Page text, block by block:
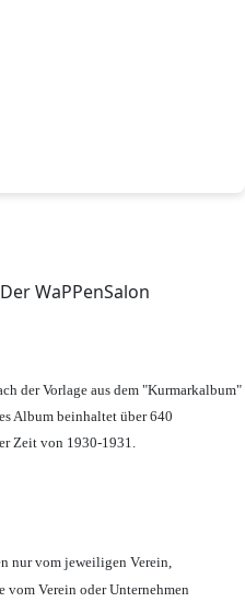
WaPPenSalon
der Vorlage aus dem "Kurmarkalbum"
Album beinhaltet über 640
Zeit von 1930-1931.
nur vom jeweiligen Verein,
vom Verein oder Unternehmen